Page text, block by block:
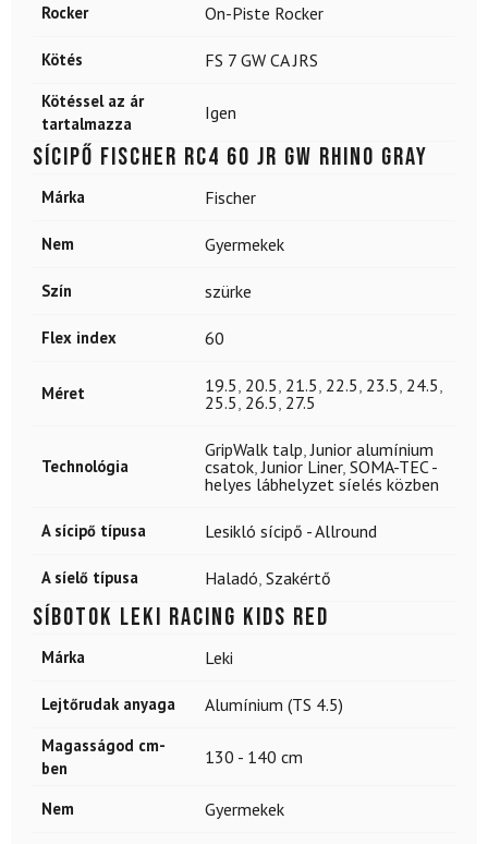
Rocker On-Piste Rocker
Kötés FS 7 GW CA JRS
Kötéssel az ár
tartalmazza
Igen
Sícipő FISCHER RC4 60 Jr GW Rhino Gray
Márka Fischer
Nem Gyermekek
Szín szürke
Flex index 60
Méret 19.5 20.5 21.5 22.5 23.5 24.5
25.5 26.5 27.5
Technológia
GripWalk talp ,Junior alumínium
csatok ,Junior Liner, SOMA-TEC -
helyes lábhelyzet síelés közben
A sícipő típusa Lesikló sícipő - Allround
A síelő típusa Haladó Szakértő
Síbotok LEKI Racing Kids Red
Márka Leki
Lejtőrudak anyaga Alumínium (TS 4.5)
Magasságod cm-
ben
130 - 140 cm
Nem Gyermekek